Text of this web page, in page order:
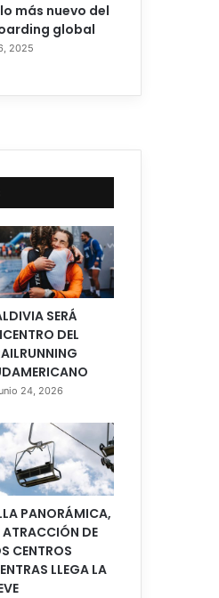
más nuevo del
global
2025
SERÁ
DEL
24, 2026
PANORÁMICA,
ATRACCIÓN DE
CENTROS
LLEGA LA